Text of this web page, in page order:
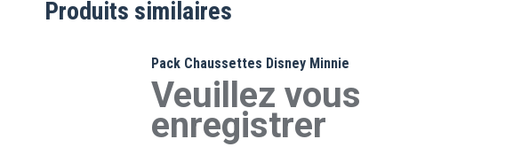
Produits similaires
Pack Chaussettes Disney Minnie
Veuillez vous
enregistrer